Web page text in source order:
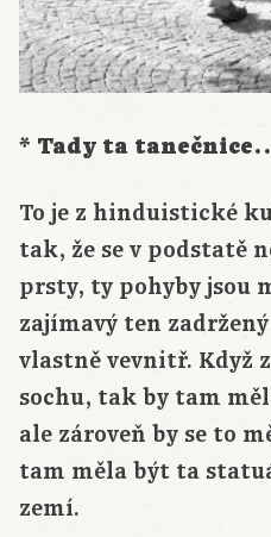
* Tady ta
To je z hinduistické
tak, že se v podstatě
prsty, ty pohyby jsou
zajímavý ten
vlastně vevnitř. Když
sochu, tak by tam
ale zároveň by se to
tam měla být ta
zemí.